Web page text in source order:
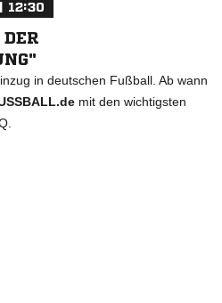
12:30
in deutschen Fußball. Ab wann
mit den wichtigsten